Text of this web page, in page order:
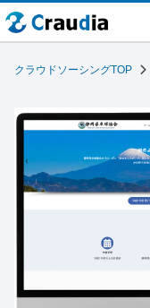
クラウドソーシングTOP